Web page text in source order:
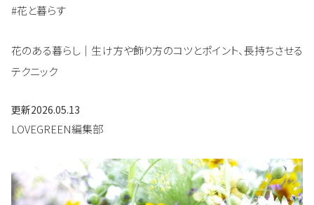
#花と暮らす
花のある暮らし｜生け方や飾り方のコツとポイント、長持ちさせる
テクニック
更新2026.05.13
LOVEGREEN編集部